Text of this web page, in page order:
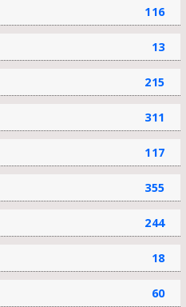
116
13
215
311
117
355
244
18
60